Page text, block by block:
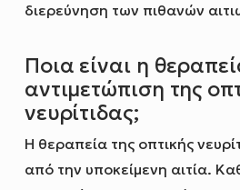
διερεύνηση των πιθανών
Ποια είναι η
αντιμετώπιση της
νευρίτιδας;
Η θεραπεία της οπτικής
από την υποκείμενη αιτία.